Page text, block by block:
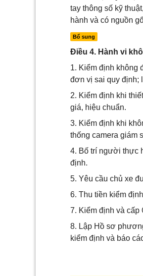
tay thông số kỹ
hành và có nguồn
Bổ sung
Điều 4. Hành vi
1. Kiểm định không
đơn vị sai quy định;
2. Kiểm định khi
giá, hiệu chuẩn.
3. Kiểm định khi
thống camera giám
4. Bố trí người thực
định.
5. Yêu cầu chủ xe
6. Thu tiền kiểm
7. Kiểm định và
8. Lập Hồ sơ
kiểm định và báo